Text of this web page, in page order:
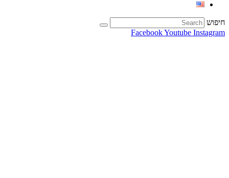
חיפוש
FacebookYoutube Instagram